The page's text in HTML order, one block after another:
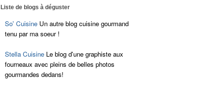
Liste de blogs à déguster
So' Cuisine Un autre blog cuisine gourmand
tenu par ma soeur !
Stella Cuisine Le blog d'une graphiste aux
fourneaux avec pleins de belles photos
gourmandes dedans!